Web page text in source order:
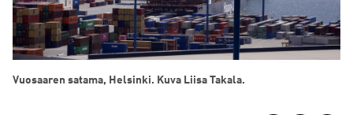
Vuosaaren satama, Helsinki. Kuva Liisa Takala.